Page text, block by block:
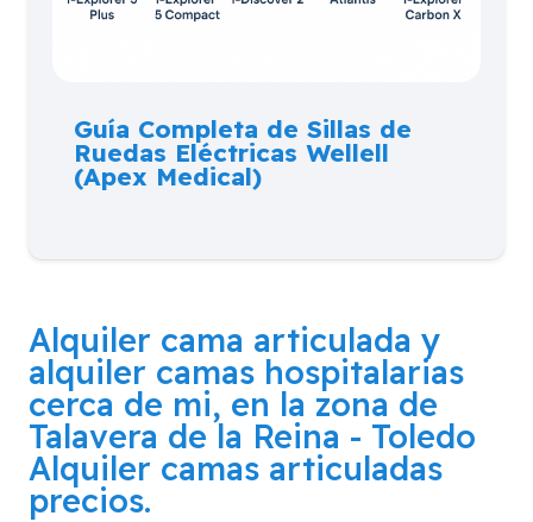
Guía Completa de Sillas de
Ruedas Eléctricas Wellell
(Apex Medical)
Alquiler cama articulada y
alquiler camas hospitalarias
cerca de mi, en la zona de
Talavera de la Reina - Toledo
Alquiler camas articuladas
precios.